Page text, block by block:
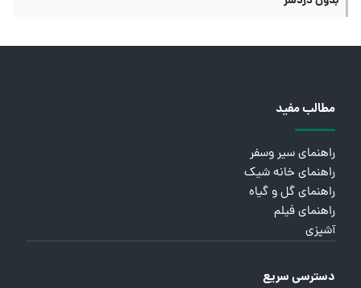
مطالب مفید
راهنمای سیر وسفر
راهنمای خانه شیک
راهنمای گل و گیاه
راهنمای فیلم
آشپزی
دسترسی سریع